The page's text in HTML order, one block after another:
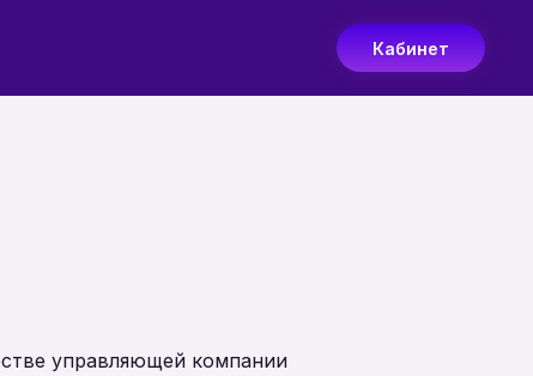
Кабинет
управляющей компании